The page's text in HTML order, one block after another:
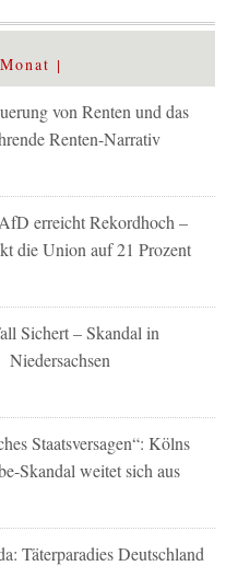
von Renten und das
Renten-Narrativ
erreicht Rekordhoch –
die Union auf 21 Prozent
Sichert – Skandal in
Niedersachsen
Staatsversagen“: Kölns
Skandal weitet sich aus
Täterparadies Deutschland